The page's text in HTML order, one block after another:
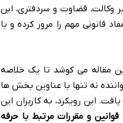
وکالت، قضاوت و سردفتری، این
قانونی مهم را مرور کرده و با
مقاله می کوشد تا یک خلاصه
نه تنها با عناوین بخش ها
این رویکرد، به کاربران این
قوانین و مقررات مرتبط با حرفه